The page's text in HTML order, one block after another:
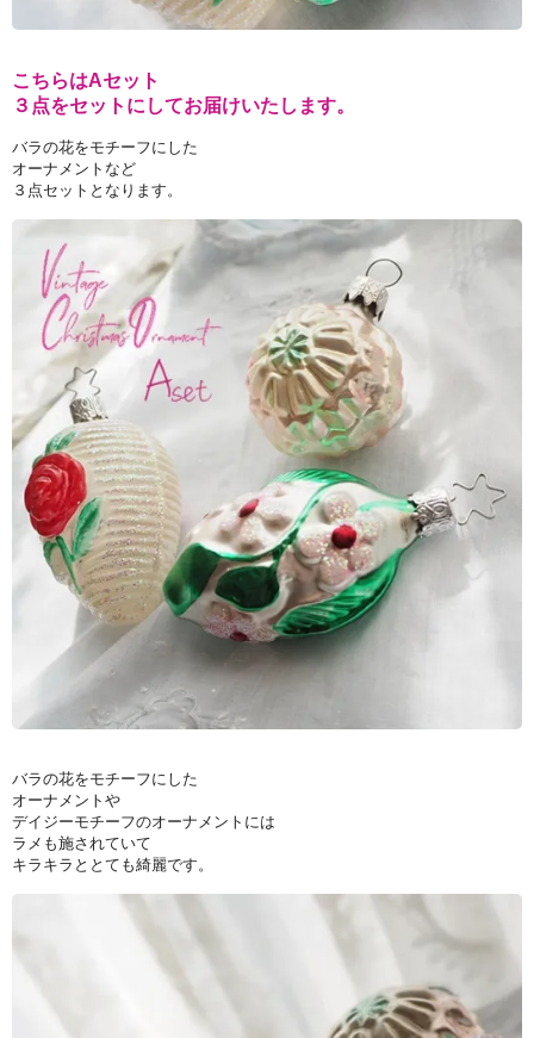
こちらはAセット
３点をセットにしてお届けいたします。
バラの花をモチーフにした
オーナメントなど
３点セットとなります。
バラの花をモチーフにした
オーナメントや
デイジーモチーフのオーナメントには
ラメも施されていて
キラキラととても綺麗です。